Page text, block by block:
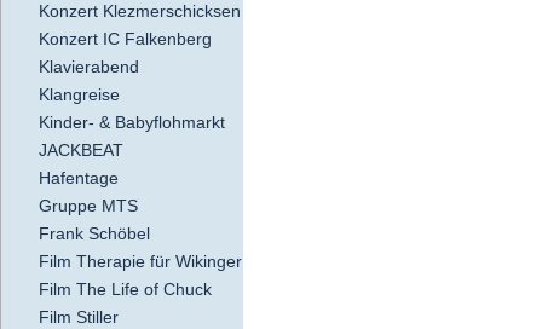
Konzert Klezmerschicksen
Konzert IC Falkenberg
Klavierabend
Klangreise
Kinder- & Babyflohmarkt
JACKBEAT
Hafentage
Gruppe MTS
Frank Schöbel
Film Therapie für Wikinger
Film The Life of Chuck
Film Stiller